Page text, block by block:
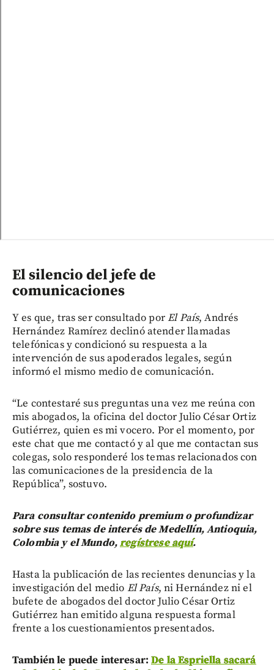
El silencio del jefe de
comunicaciones
Y es que, tras ser consultado porEl País, Andrés
Hernández Ramírez declinó atender llamadas
telefónicas y condicionó su respuesta a la
intervención de sus apoderados legales, según
informó el mismo medio de comunicación.
“Le contestaré sus preguntas una vez me reúna con
mis abogados, la oficina del doctor Julio César Ortiz
Gutiérrez, quien es mi vocero. Por el momento, por
este chat que me contactó y al que me contactan sus
colegas, solo responderé los temas relacionados con
las comunicaciones de la presidencia de la
República”, sostuvo.
Para consultar contenido premium o profundizar
sobre sus temas de interés de Medellín, Antioquia,
Colombia y el Mundo,regístrese aquí.
Hasta la publicación de las recientes denuncias y la
investigación del medio El País, ni Hernández ni el
bufete de abogados del doctor Julio César Ortiz
Gutiérrez han emitido alguna respuesta formal
frente a los cuestionamientos presentados.
También le puede interesar:De la Espriella sacará